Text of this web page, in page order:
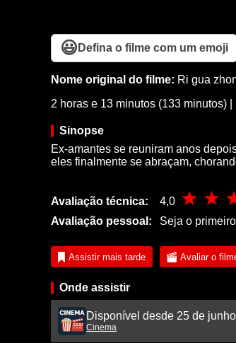
😃 Defina o filme com um emoji
Nome original do filme: Ri gua
2 horas e 13 minutos (133 minutos)
Sinopse
Ex-amantes se reuniram anos
eles finalmente se abraçam,
Avaliação técnica: 4,0
Avaliação pessoal:
Seja o
Assistir mais tarde Avaliar o
Onde assistir
Disponível desde 25 de junho
Cinema